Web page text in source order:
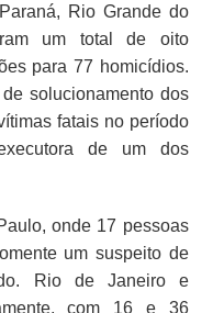
Rio Grande do
um total de oito
para 77 homicídios.
solucionamento dos
fatais no período
de um dos
onde 17 pessoas
um suspeito de
Rio de Janeiro e
com 16 e 36